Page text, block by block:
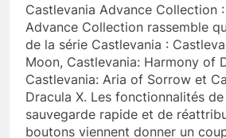
Castlevania Advance Collection
Advance Collection rassemble
de la série Castlevania :
Moon, Castlevania: Harmony of
Castlevania: Aria of Sorrow et
Dracula X. Les fonctionnalités
sauvegarde rapide et de
boutons viennent donner un